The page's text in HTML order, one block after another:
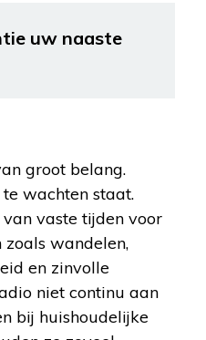
uw naaste
groot belang.
wachten staat.
vaste tijden voor
wandelen,
en zinvolle
niet continu aan
bij huishoudelijke